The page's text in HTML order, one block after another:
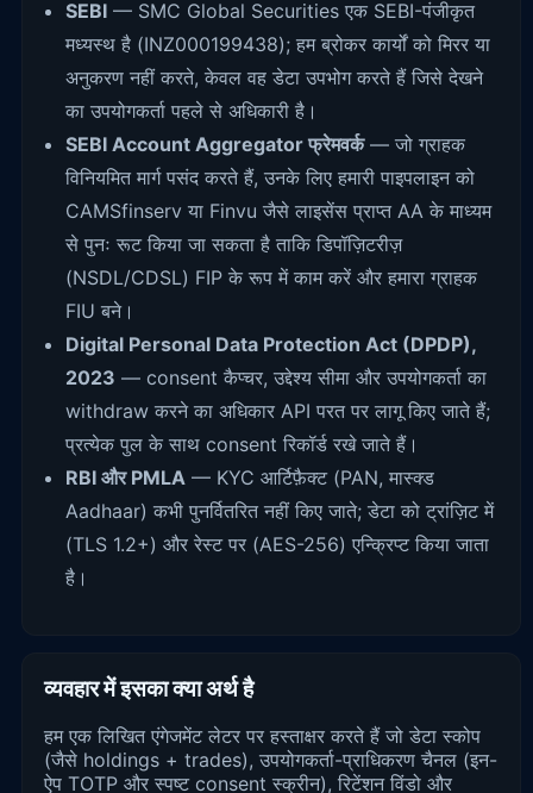
SEBI — SMC Global Securities एक SEBI-पंजीकृत
मध्यस्थ है (INZ000199438); हम ब्रोकर कार्यों को मिरर या
अनुकरण नहीं करते, केवल वह डेटा उपभोग करते हैं जिसे देखने
का उपयोगकर्ता पहले से अधिकारी है।
SEBI Account Aggregator फ्रेमवर्क— जो ग्राहक
विनियमित मार्ग पसंद करते हैं, उनके लिए हमारी पाइपलाइन को
CAMSfinserv या Finvu जैसे लाइसेंस प्राप्त AA के माध्यम
से पुनः रूट किया जा सकता है ताकि डिपॉज़िटरीज़
(NSDL/CDSL) FIP के रूप में काम करें और हमारा ग्राहक
FIU बने।
Digital Personal Data Protection Act (DPDP),
2023 — consent कैप्चर, उद्देश्य सीमा और उपयोगकर्ता का
withdraw करने का अधिकार API परत पर लागू किए जाते हैं;
प्रत्येक पुल के साथ consent रिकॉर्ड रखे जाते हैं।
RBI और PMLA — KYC आर्टिफ़ैक्ट (PAN, मास्क्ड
Aadhaar) कभी पुनर्वितरित नहीं किए जाते; डेटा को ट्रांज़िट में
(TLS 1.2+) और रेस्ट पर (AES-256) एन्क्रिप्ट किया जाता
है।
व्यवहार में इसका क्या अर्थ है
हम एक लिखित एंगेजमेंट लेटर पर हस्ताक्षर करते हैं जो डेटा स्कोप
(जैसे holdings + trades), उपयोगकर्ता-प्राधिकरण चैनल (इन-
ऐप TOTP और स्पष्ट consent स्क्रीन), रिटेंशन विंडो और